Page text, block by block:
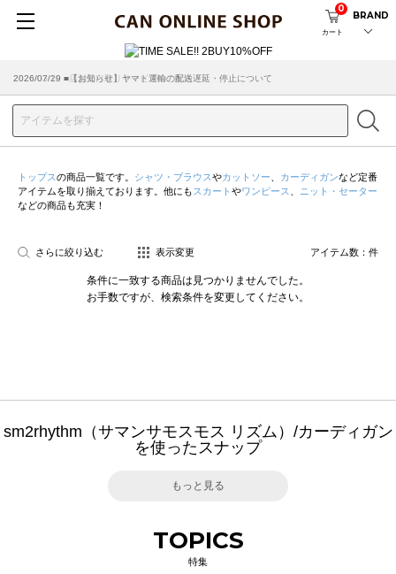
カート
0
BRAND
2026/07/29 ■【お知らせ】ヤマト運輸の配送遅延・停止について
2026/03/18 ■店舗受け取りサービスのご案内
トップスの商品一覧です。 シャツ・ブラウスやカットソー カーディガンなど定番
アイテムを取り揃えております。他にも スカート やワンピース
ニット・セーター
などの商品も充実！
さらに絞り込む 表示変更 アイテム数： 件
条件に一致する商品は見つかりませんでした。
お手数ですが、検索条件を変更してください。
sm2rhythm（サマンサモスモス リズム）/カーディガン
を使ったスナップ
もっと見る
TOPICS
特集